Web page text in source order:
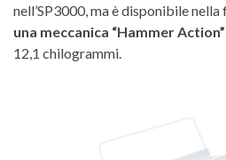
nell’SP3000, ma è disponibile
una meccanica “Hammer
12,1 chilogrammi.